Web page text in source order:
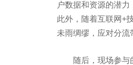
户数据和资源的潜
此外，随着互联网+
未雨绸缪，应对分流
随后，现场参与的